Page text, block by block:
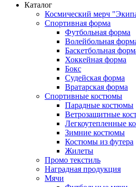
Каталог
Космический мерч
Спортивная форма
Футбольная форма
Волейбольная
Баскетбольная
Хоккейная форма
Бокс
Судейская форма
Вратарская форма
Спортивные костюмы
Парадные костюмы
Ветрозащитные
Легкоутепленные
Зимние костюмы
Костюмы из футера
Жилеты
Промо текстиль
Наградная продукция
Мячи